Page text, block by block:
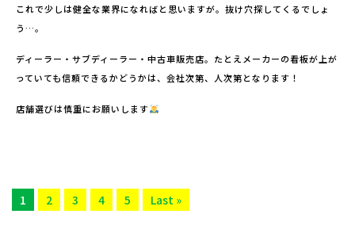
これで少しは健全な業界になればと思いますが。抜け穴探してくるでしょ
う…。
ディーラー・サブディーラー・中古車販売店。たとえメーカーの看板が上が
っていても信頼できるかどうかは、会社次第、人次第となります！
店舗選びは慎重にお願いします
1 2 3 4 5 Last »